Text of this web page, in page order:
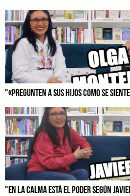
"«PREGUNTEN A SUS HIJOS COMO SE
"EN LA CALMA ESTÁ EL PODER SEGÚN